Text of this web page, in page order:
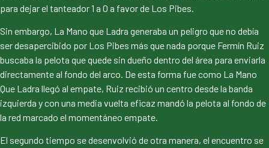
para dejar el tanteador 1 a 0 a favor de Los Pibes.
Sin embargo, La Mano que Ladra generaba un peligro que no debía
ser desapercibido por Los Pibes más que nada porque Fermín Ruiz
buscaba la pelota que quede sin dueño dentro del área para enviarla
directamente al fondo del arco. De esta forma fue como La Mano
Que Ladra llegó al empate, Ruiz recibió un centro desde la banda
izquierda y con una media vuelta eficaz mandó la pelota al fondo de
la red marcado el momentáneo empate.
El segundo tiempo se desenvolvió de otra manera, el encuentro se